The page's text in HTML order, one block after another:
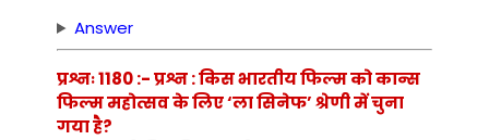
Answer
प्रश्नः 1180 :- प्रश्न : किस भारतीय फिल्म को कान्स
फिल्म महोत्सव के लिए ‘ला सिनेफ’ श्रेणी में चुना
गया है?